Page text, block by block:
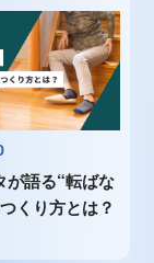
が語る“転ばな
くり方とは？